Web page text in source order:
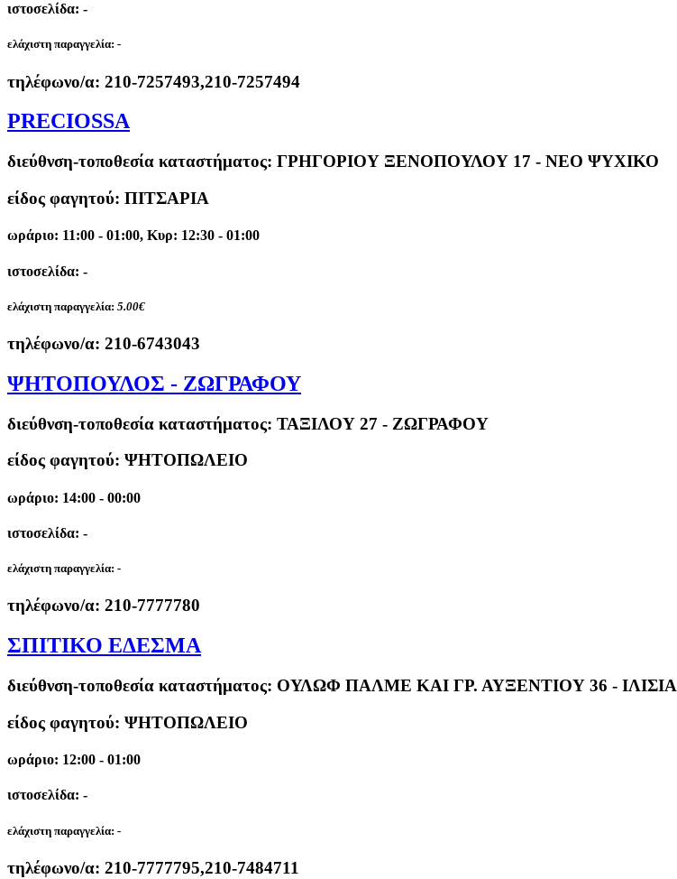
ιστοσελίδα: -
ελάχιστη παραγγελία: -
τηλέφωνο/α: 210-7257493,210-7257494
PRECIOSSA
διεύθνση-τοποθεσία καταστήματος: ΓΡΗΓΟΡΙΟΥ ΞΕΝΟΠΟΥΛΟΥ 17 - ΝΕΟ ΨΥΧΙΚΟ
είδος φαγητού: ΠΙΤΣΑΡΙΑ
ωράριο: 11:00 - 01:00, Κυρ: 12:30 - 01:00
ιστοσελίδα: -
ελάχιστη παραγγελία: 5.00€
τηλέφωνο/α: 210-6743043
ΨΗΤΟΠΟΥΛΟΣ - ΖΩΓΡΑΦΟΥ
διεύθνση-τοποθεσία καταστήματος: ΤΑΞΙΛΟΥ 27 - ΖΩΓΡΑΦΟΥ
είδος φαγητού: ΨΗΤΟΠΩΛΕΙΟ
ωράριο: 14:00 - 00:00
ιστοσελίδα: -
ελάχιστη παραγγελία: -
τηλέφωνο/α: 210-7777780
ΣΠΙΤΙΚΟ ΕΔΕΣΜΑ
διεύθνση-τοποθεσία καταστήματος: ΟΥΛΩΦ ΠΑΛΜΕ ΚΑΙ ΓΡ. ΑΥΞΕΝΤΙΟΥ 36 - ΙΛΙΣΙΑ
είδος φαγητού: ΨΗΤΟΠΩΛΕΙΟ
ωράριο: 12:00 - 01:00
ιστοσελίδα: -
ελάχιστη παραγγελία: -
τηλέφωνο/α: 210-7777795,210-7484711